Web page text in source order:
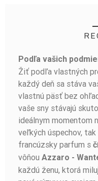
Podľa vašich
Žiť podľa vlastných
každý deň sa stáva
vlastnú päsť bez
vaše sny stávajú
ideálnym momentom
veľkých úspechov,
francúzsky parfum s
vôňou Azzaro -
každú ženu, ktorá
BUĎTE PRVÝ, KTO